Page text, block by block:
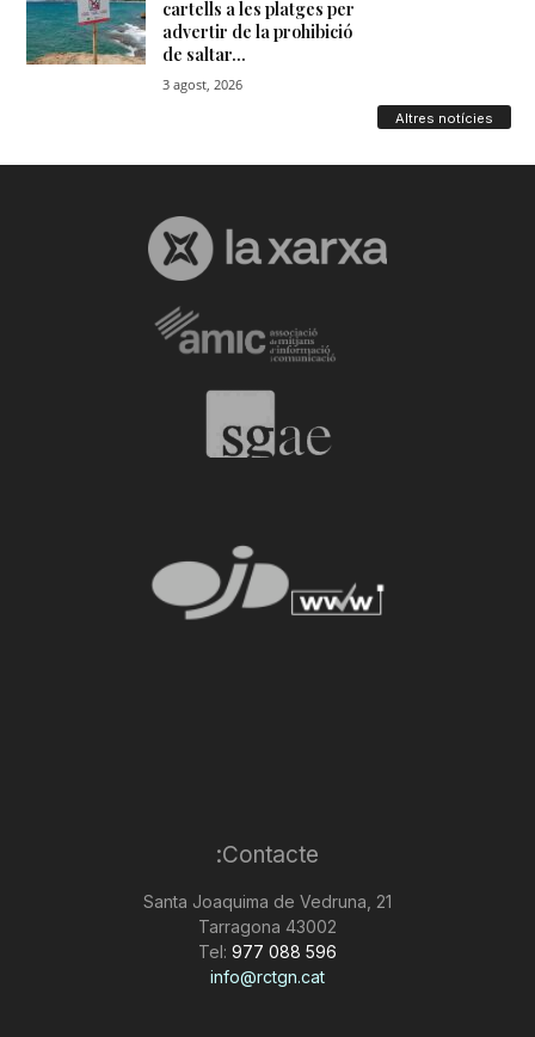
Altres notícies
Contacte:
Santa Joaquima de Vedruna, 21
43002 Tarragona
Tel: 977 088 596
info@rctgn.cat